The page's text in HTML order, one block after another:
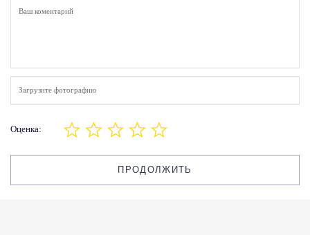
Загрузите фотографию
Оценка:
ПРОДОЛЖИТЬ